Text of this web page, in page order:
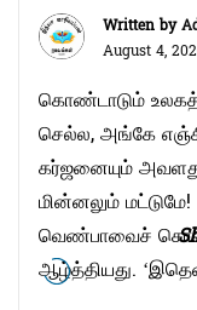
Written by
August 4,
கொண்டாடும்
செல்ல, அங்கே
கர்ஜனையும்
மின்னலும்
வெண்பாவைச்
ஆழ்த்தியது.